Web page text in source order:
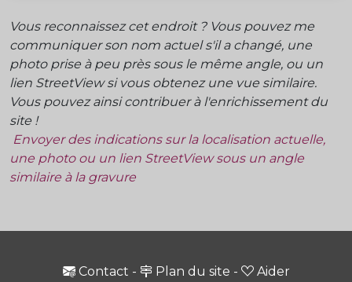
Vous reconnaissez cet endroit ? Vous pouvez me
communiquer son nom actuel s'il a changé, une
photo prise à peu près sous le même angle, ou un
lien StreetView si vous obtenez une vue similaire.
Vous pouvez ainsi contribuer à l'enrichissement du
site !
Envoyer des indications sur la localisation actuelle,
une photo ou un lien StreetView sous un angle
similaire à la gravure
Contact - Plan du site - Aider